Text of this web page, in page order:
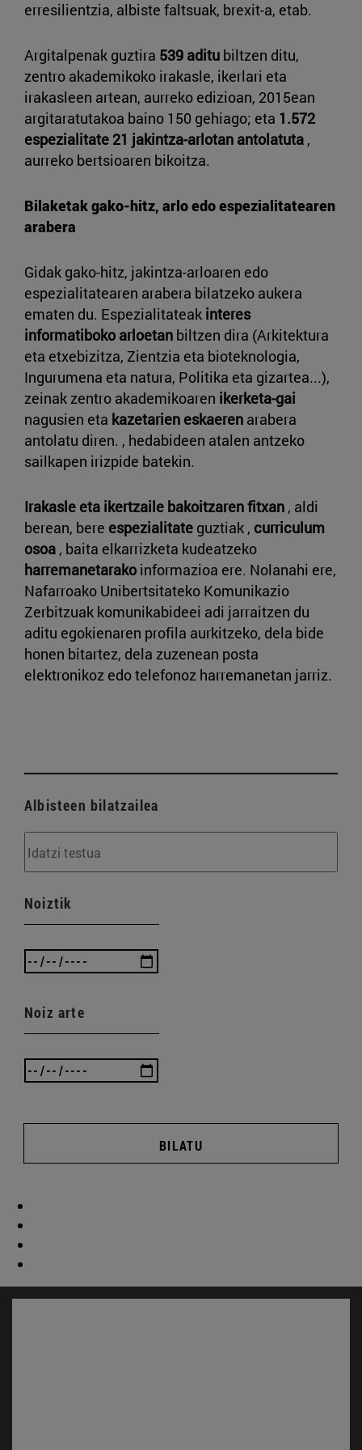
erresilientzia, albiste faltsuak, brexit-a, etab.
Argitalpenak guztira 539 aditu biltzen ditu,
zentro akademikoko irakasle, ikerlari eta
irakasleen artean, aurreko edizioan, 2015ean
argitaratutakoa baino 150 gehiago; eta 1.572
espezialitate 21 jakintza-arlotan antolatuta ,
aurreko bertsioaren bikoitza.
Bilaketak gako-hitz, arlo edo espezialitatearen
arabera
Gidak gako-hitz, jakintza-arloaren edo
espezialitatearen arabera bilatzeko aukera
ematen du. Espezialitateak interes
informatiboko arloetan biltzen dira (Arkitektura
eta etxebizitza, Zientzia eta bioteknologia,
Ingurumena eta natura, Politika eta gizartea...),
zeinak zentro akademikoaren ikerketa-gai
nagusien eta kazetarien eskaeren arabera
antolatu diren. , hedabideen atalen antzeko
sailkapen irizpide batekin.
Irakasle eta ikertzaile bakoitzaren fitxan , aldi
berean, bere espezialitate guztiak , curriculum
osoa , baita elkarrizketa kudeatzeko
harremanetarako informazioa ere. Nolanahi ere,
Nafarroako Unibertsitateko Komunikazio
Zerbitzuak komunikabideei adi jarraitzen du
aditu egokienaren profila aurkitzeko, dela bide
honen bitartez, dela zuzenean posta
elektronikoz edo telefonoz harremanetan jarriz.
Albisteen bilatzailea
Noiztik
Noiz arte
BILATU